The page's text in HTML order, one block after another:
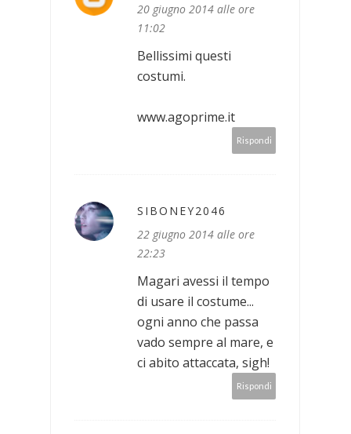
20 giugno 2014 alle ore
11:02
Bellissimi questi
costumi.
www.agoprime.it
Rispondi
SIBONEY2046
22 giugno 2014 alle ore
22:23
Magari avessi il tempo
di usare il costume...
ogni anno che passa
vado sempre al mare, e
ci abito attaccata, sigh!
Rispondi